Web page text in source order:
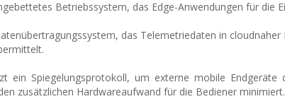
Betriebssystem, das Edge-Anwendungen für die
das Telemetriedaten in cloudnaher
ein Spiegelungsprotokoll, um externe mobile
zusätzlichen Hardwareaufwand für die Bediener minimiert.